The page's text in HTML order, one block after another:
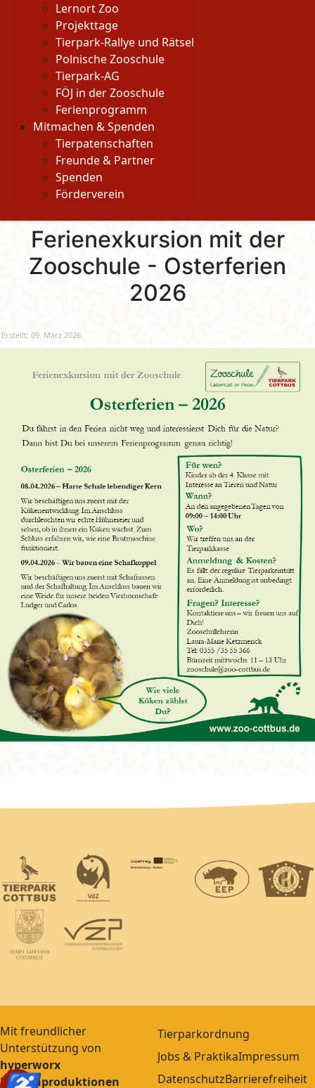
Lernort Zoo
Projekttage
Tierpark-Rallye und Rätsel
Polnische Zooschule
Tierpark-AG
FÖJ in der Zooschule
Ferienprogramm
Mitmachen & Spenden
Tierpatenschaften
Freunde & Partner
Spenden
Förderverein
Ferienexkursion mit der
Zooschule - Osterferien
2026
Erstellt: 09. März 2026
Mit freundlicher
Unterstützung von
hyperworx
Medienproduktionen
Tierparkordnung
Jobs & PraktikaImpressum
DatenschutzBarrierefreiheit